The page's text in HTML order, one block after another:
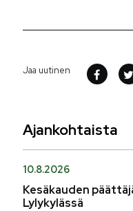
Jaa uutinen
Ajankohtaista
10.8.2026
Kesäkauden
Lylykylässä